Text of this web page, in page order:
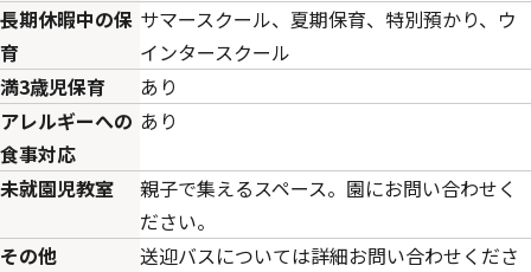
長期休暇中の保
育
サマースクール、夏期保育、特別預かり、ウ
インタースクール
満3歳児保育
あり
アレルギーへの
食事対応
あり
未就園児教室
親子で集えるスペース。園にお問い合わせく
ださい。
その他
送迎バスについては詳細お問い合わせくださ